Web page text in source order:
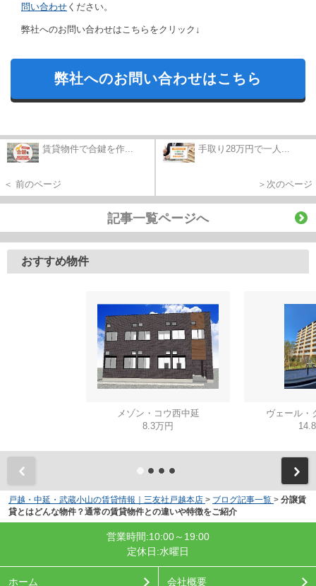
問い合わせ ください。
弊社へのお問い合わせはこちらをクリック↓
弊社へのお問い合わせはこちら
賃貸物件で合鍵を作...
＜ 前のページ
手取り28万円で一人...
＞次のページ
記事一覧ページへ
おすすめ物件
メゾン・コウ西中延
8.3万円
ヴェール・
戸越・中延・武蔵小山の賃貸情報｜三友社戸越本店 > ブログ記事一覧 > 分譲賃
貸とはどんな物件？通常の賃貸物件との違いや特徴をご紹介
営業時間:10:00～19:00
定休日:水曜日
ホーム 会社概要